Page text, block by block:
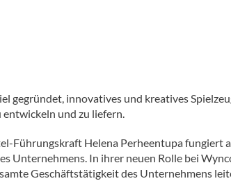
gegründet, innovatives und kreatives
und zu liefern.
Führungskraft Helena Perheentupa fungiert
Unternehmens. In ihrer neuen Rolle bei
Geschäftstätigkeit des Unternehmens